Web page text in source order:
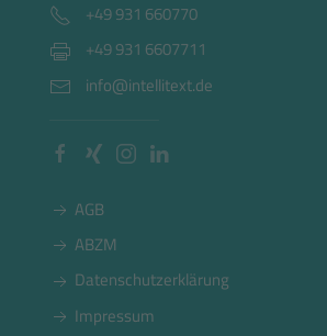
+49 931 660770
+49 931 6607711
info@intellitext.de
AGB
ABZM
Datenschutzerklärung
Impressum